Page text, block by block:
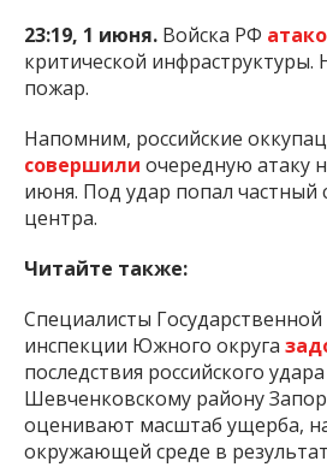
23:19, 1 июня. Войска РФ
критической инфраструктуры.
пожар.
Напомним, российские
совершили очередную атаку
июня. Под удар попал частный
центра.
Читайте также:
Специалисты Государственной
инспекции Южного округа
последствия российского
Шевченковскому району
оценивают масштаб ущерба,
окружающей среде в